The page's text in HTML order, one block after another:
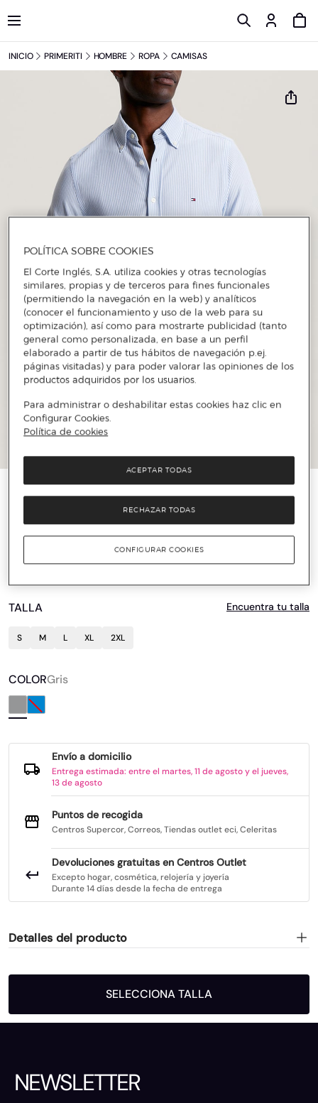
INICIO PRIMERITI HOMBRE ROPA CAMISAS
TOMMY HILFIGER
Camisa de hombre de punto slim fit
47 €119 €60%
TALLA Encuentra tu talla
S M L XL 2XL
COLORGris
Envío a domicilio
Entrega estimada: entre el martes, 11 de agosto y el jueves,
13 de agosto
Puntos de recogida
Centros Supercor, Correos, Tiendas outlet eci, Celeritas
Devoluciones gratuitas en Centros Outlet
Excepto hogar, cosmética, relojería y joyería
Durante 14 días desde la fecha de entrega
Detalles del producto
SELECCIONA TALLA
NEWSLETTER
POLÍTICA SOBRE COOKIES
El Corte Inglés, S.A. utiliza cookies y otras tecnologías
similares, propias y de terceros para fines funcionales
(permitiendo la navegación en la web) y analíticos
(conocer el funcionamiento y uso de la web para su
optimización), así como para mostrarte publicidad (tanto
general como personalizada, en base a un perfil
elaborado a partir de tus hábitos de navegación p.ej.
páginas visitadas) y para poder valorar las opiniones de los
productos adquiridos por los usuarios.
Para administrar o deshabilitar estas cookies haz clic en
Configurar Cookies.
Política de cookies
RECHAZAR TODAS
ACEPTAR TODAS
CONFIGURAR COOKIES